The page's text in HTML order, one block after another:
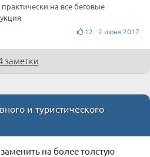
на все беговые
12 2 июня 2017
заметки
и туристического
на более толстую